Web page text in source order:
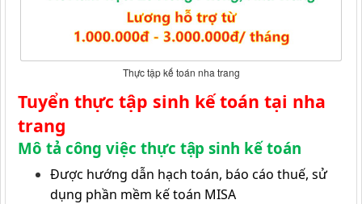
Thực tập kế toán nha trang
Tuyển thực tập sinh kế toán tại nha
trang
Mô tả công việc thực tập sinh kế toán
Được hướng dẫn hạch toán, báo cáo thuế, sử
dụng phần mềm kế toán MISA